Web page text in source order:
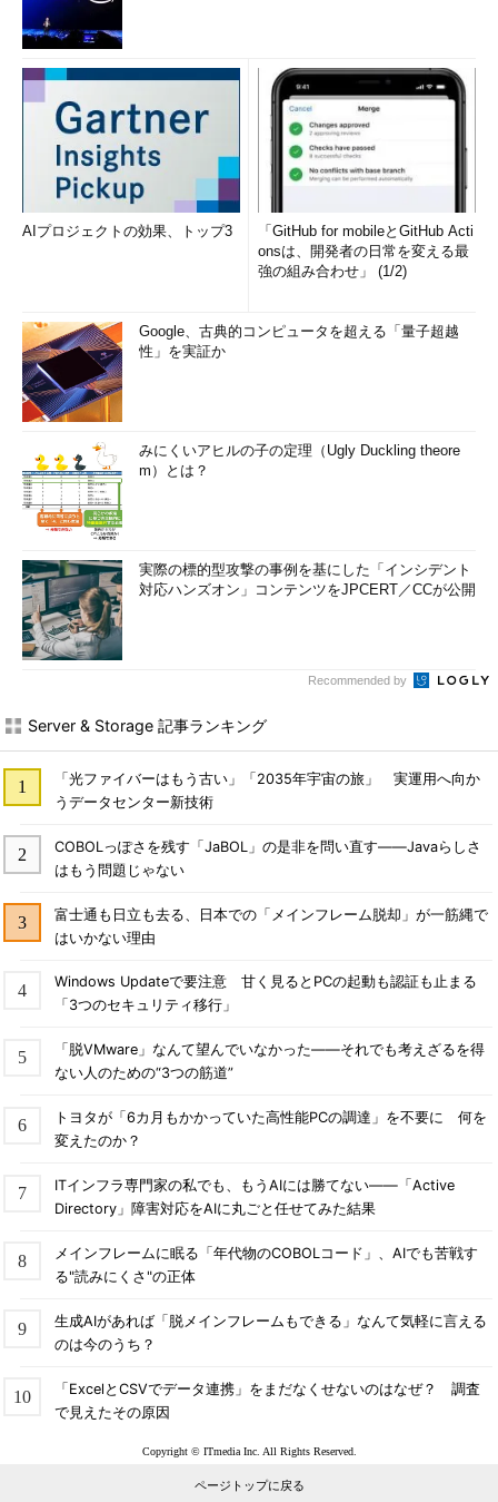
AIプロジェクトの効果、トップ3
「GitHub for mobileとGitHub Acti
onsは、開発者の日常を変える最
強の組み合わせ」 (1/2)
Google、古典的コンピュータを超える「量子超越
性」を実証か
みにくいアヒルの子の定理（Ugly Duckling theore
m）とは？
実際の標的型攻撃の事例を基にした「インシデント
対応ハンズオン」コンテンツをJPCERT／CCが公開
Recommended by
Server & Storage 記事ランキング
「光ファイバーはもう古い」「2035年宇宙の旅」 実運用へ向か
うデータセンター新技術
COBOLっぽさを残す「JaBOL」の是非を問い直す――Javaらしさ
はもう問題じゃない
富士通も日立も去る、日本での「メインフレーム脱却」が一筋縄で
はいかない理由
Windows Updateで要注意 甘く見るとPCの起動も認証も止まる
「3つのセキュリティ移行」
「脱VMware」なんて望んでいなかった――それでも考えざるを得
ない人のための“3つの筋道”
トヨタが「6カ月もかかっていた高性能PCの調達」を不要に 何を
変えたのか？
ITインフラ専門家の私でも、もうAIには勝てない――「Active
Directory」障害対応をAIに丸ごと任せてみた結果
メインフレームに眠る「年代物のCOBOLコード」、AIでも苦戦す
る"読みにくさ"の正体
生成AIがあれば「脱メインフレームもできる」なんて気軽に言える
のは今のうち？
「ExcelとCSVでデータ連携」をまだなくせないのはなぜ？ 調査
で見えたその原因
Copyright © ITmedia Inc. All Rights Reserved.
ページトップに戻る